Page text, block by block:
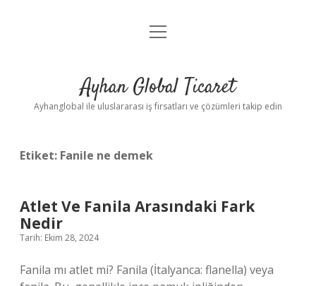
Anasayfa
Yasal Uyarı
menüyü
Ayhan Global Ticaret
Ayhanglobal ile uluslararası iş fırsatları ve çözümleri takip edin
Etiket: Fanile ne demek
Atlet Ve Fanila Arasındaki Fark
Nedir
Tarih: Ekim 28, 2024
Fanila mı atlet mi? Fanila (İtalyanca: flanella) veya